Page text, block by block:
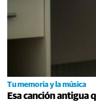
Tu memoria y la música
Esa canción antigua